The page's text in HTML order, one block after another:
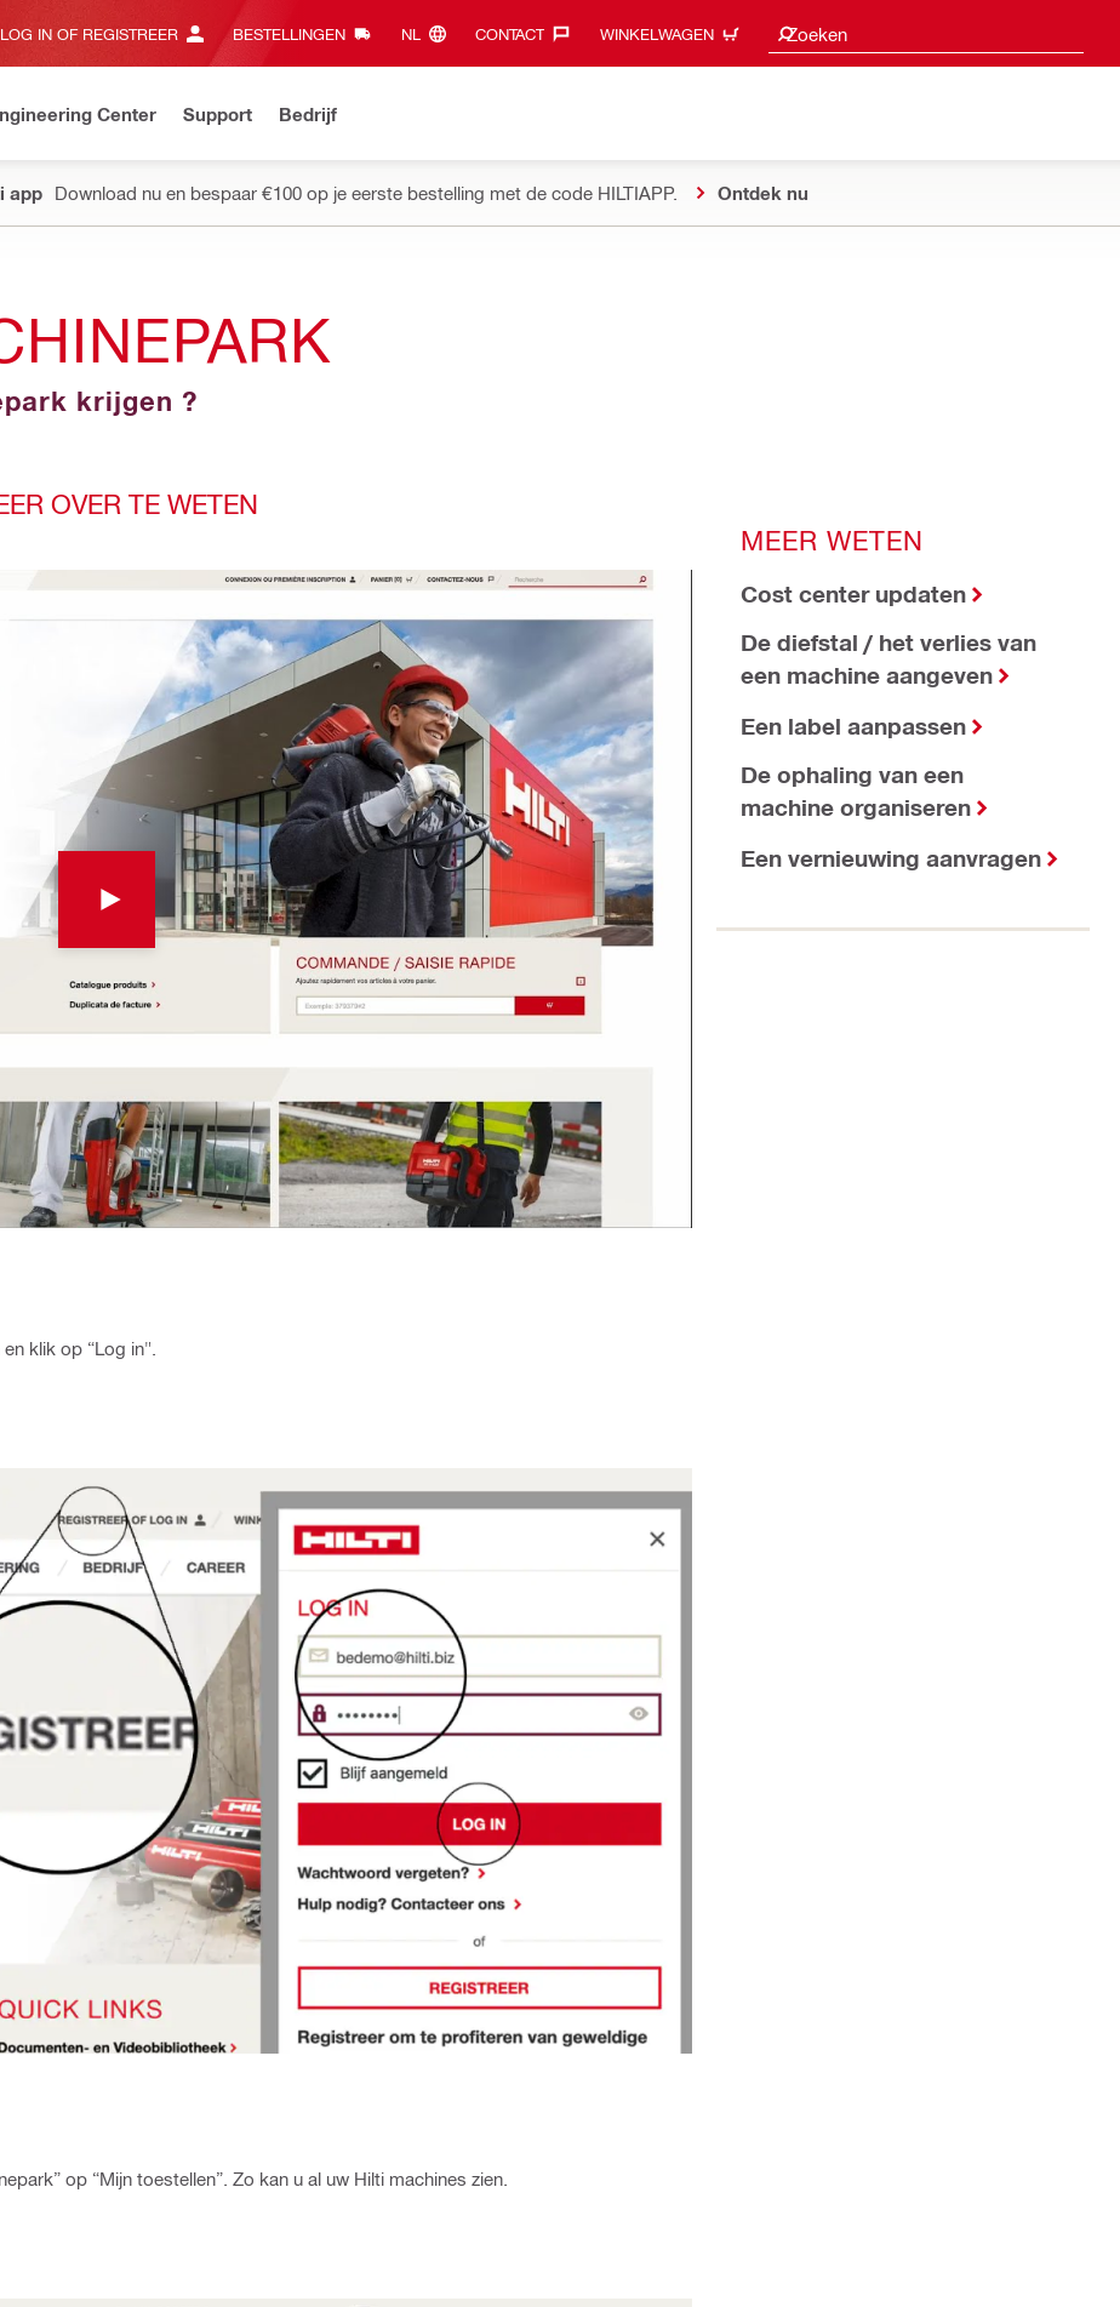
LOG IN OF REGISTREER BESTELLINGEN NL‎ CONTACT‎ WINKELWAGEN Zoeken
Zoeksuggesties
Center Support Bedrijf
app Download nu en bespaar €100 op je eerste bestelling met de code HILTIAPP. Ontdek nu
krijgen ?
OVER TE WETEN
klik op “Log in".
op “Mijn toestellen”. Zo kan u al uw Hilti machines zien.
MEER WETEN
Cost center updaten
De diefstal / het verlies van
een machine aangeven
Een label aanpassen
De ophaling van een
machine organiseren
Een vernieuwing aanvragen